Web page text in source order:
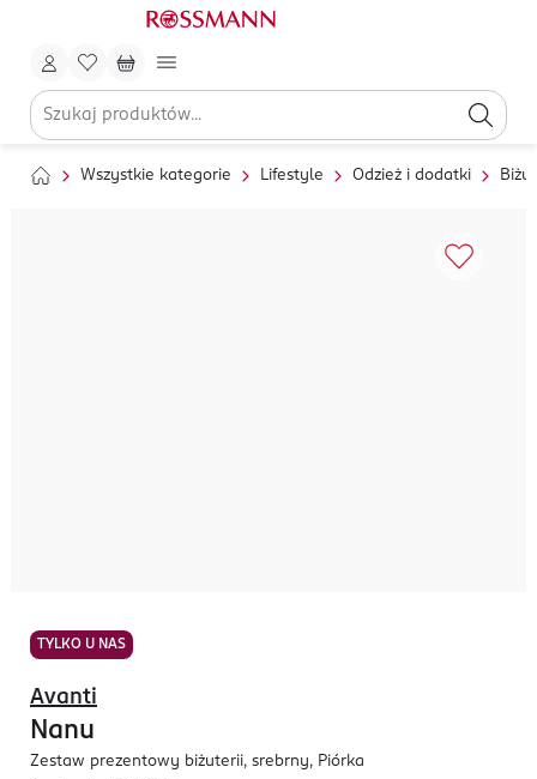
Wszystkie kategorie Lifestyle Odzież i dodatki
TYLKO U NAS
Avanti
Nanu
Zestaw prezentowy biżuterii, srebrny, Piórka